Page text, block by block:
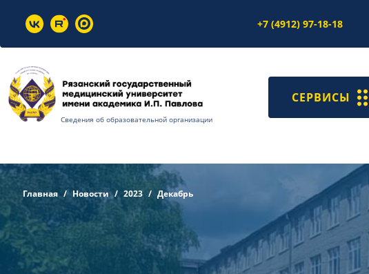
+7 (4912) 97-18-18
Сведения об образовательной организации
СЕРВИСЫ
Главная Новости 2023 Декабрь